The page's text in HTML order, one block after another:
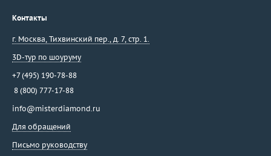
Контакты
г. Москва, Тихвинский пер., д. 7, стр. 1.
3D-тур по шоуруму
+7 (495) 190-78-88
8 (800) 777-17-88
info@misterdiamond.ru
Для обращений
Письмо руководству